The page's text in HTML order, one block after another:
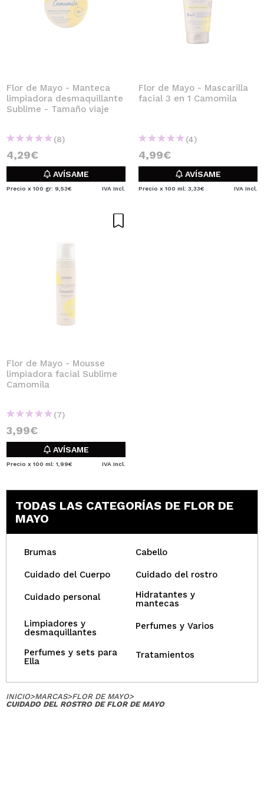
Flor de Mayo - Manteca
limpiadora desmaquillante
Sublime - Tamaño viaje
(8)
4,29€
AVÍSAME
Precio x 100 gr: 9,53€ IVA Incl.
Flor de Mayo - Mascarilla
facial 3 en 1 Camomila
(4)
4,99€
AVÍSAME
Precio x 100 ml: 3,33€ IVA Incl.
Flor de Mayo - Mousse
limpiadora facial Sublime
Camomila
(7)
3,99€
AVÍSAME
Precio x 100 ml: 1,99€ IVA Incl.
TODAS LAS CATEGORÍAS DE FLOR DE
MAYO
Brumas Cabello
Cuidado del Cuerpo Cuidado del rostro
Cuidado personal
Hidratantes y
mantecas
Limpiadores y
desmaquillantes
Perfumes y Varios
Perfumes y sets para
Ella
Tratamientos
INICIO>MARCAS>FLOR DE MAYO>
CUIDADO DEL ROSTRO DE FLOR DE MAYO